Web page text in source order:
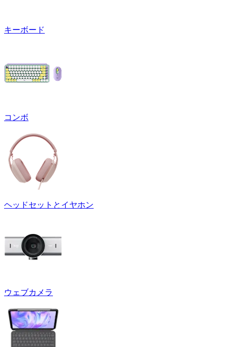
キーボード
コンボ
ヘッドセットとイヤホン
ウェブカメラ